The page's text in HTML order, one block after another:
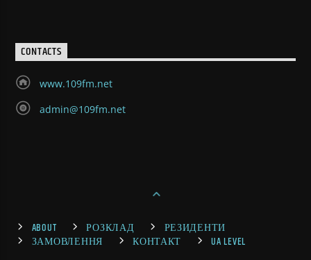
CONTACTS
www.109fm.net
admin@109fm.net
ABOUT РОЗКЛАД
РЕЗИДЕНТИ
ЗАМОВЛЕННЯ
КОНТАКТ UA LEVEL